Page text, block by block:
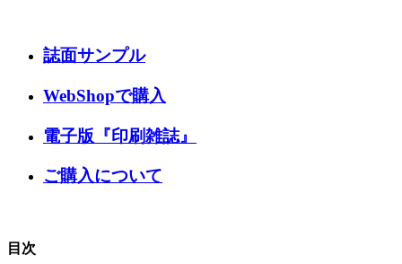
誌面サンプル
WebShopで購入
電子版『印刷雑誌』
ご購入について
目次